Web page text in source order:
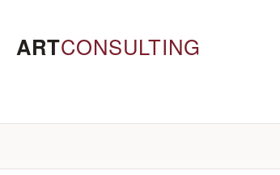
ARTCONSULTING